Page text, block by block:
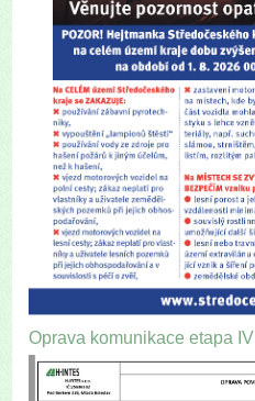
Oprava komunikace etapa IV